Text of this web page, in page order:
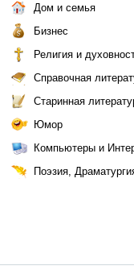
Дом и семья
Бизнес
Религия и
Справочная
Старинная
Юмор
Компьютеры и
Поэзия,